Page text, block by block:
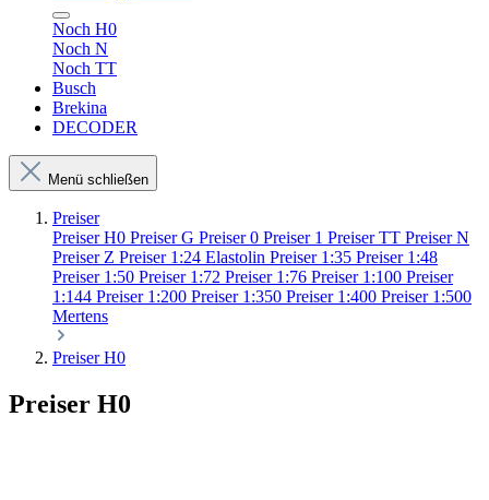
Noch H0
Noch N
Noch TT
Busch
Brekina
DECODER
Menü schließen
Preiser
Preiser H0 Preiser G Preiser 0 Preiser 1 Preiser TT Preiser N
Preiser Z Preiser 1:24 Elastolin Preiser 1:35 Preiser 1:48
Preiser 1:50 Preiser 1:72 Preiser 1:76 Preiser 1:100 Preiser
1:144 Preiser 1:200 Preiser 1:350 Preiser 1:400 Preiser 1:500
Mertens
Preiser H0
Preiser H0